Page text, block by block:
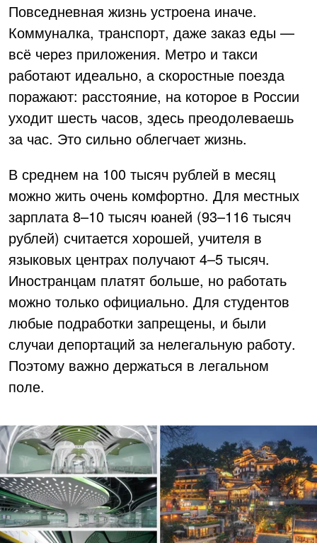
Повседневная жизнь устроена иначе.
Коммуналка, транспорт, даже заказ еды —
всё через приложения. Метро и такси
работают идеально, а скоростные поезда
поражают: расстояние, на которое в России
уходит шесть часов, здесь преодолеваешь
за час. Это сильно облегчает жизнь.
В среднем на 100 тысяч рублей в месяц
можно жить очень комфортно. Для местных
зарплата 8–10 тысяч юаней (93–116 тысяч
рублей) считается хорошей, учителя в
языковых центрах получают 4–5 тысяч.
Иностранцам платят больше, но работать
можно только официально. Для студентов
любые подработки запрещены, и были
случаи депортаций за нелегальную работу.
Поэтому важно держаться в легальном
поле.